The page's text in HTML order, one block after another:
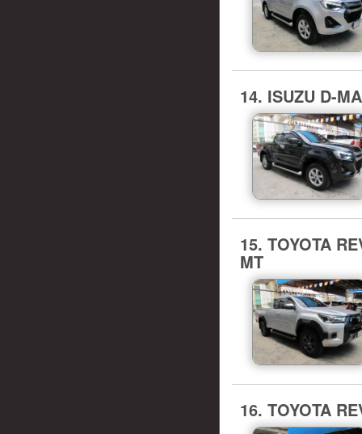
14. ISUZU D-
15. TOYOTA
MT
16. TOYOTA